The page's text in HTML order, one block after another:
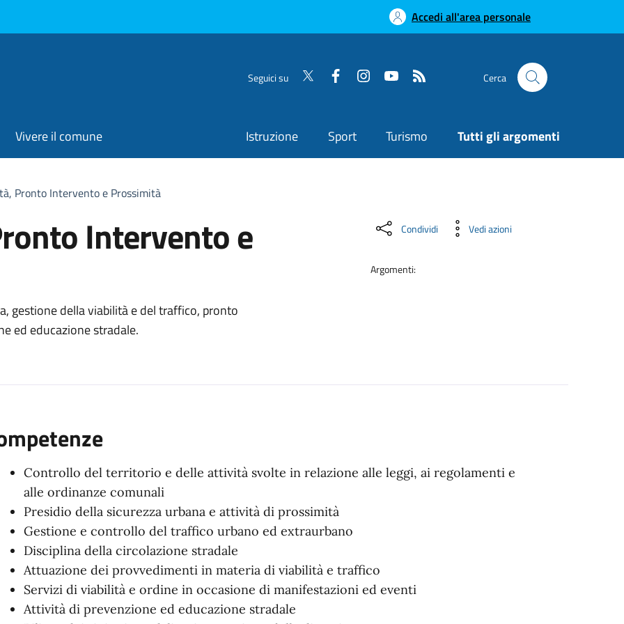
Accedi all'area personale
Seguici su Cerca
Vivere il comune Istruzione Sport Turismo Tutti gli argomenti
Pronto Intervento e Prossimità
Intervento e
gestione della viabilità e del traffico, pronto
ed educazione stradale.
Condividi Vedi azioni
Argomenti:
Controllo del territorio e delle attività svolte in relazione alle leggi, ai regolamenti e
alle ordinanze comunali
Presidio della sicurezza urbana e attività di prossimità
Gestione e controllo del traffico urbano ed extraurbano
Disciplina della circolazione stradale
Attuazione dei provvedimenti in materia di viabilità e traffico
Servizi di viabilità e ordine in occasione di manifestazioni ed eventi
Attività di prevenzione ed educazione stradale